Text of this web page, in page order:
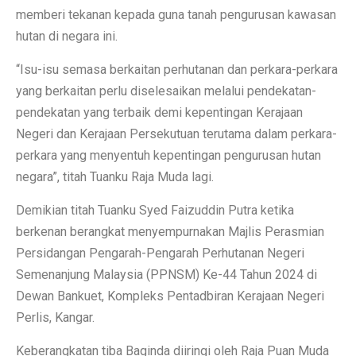
memberi tekanan kepada guna tanah pengurusan kawasan
hutan di negara ini.
“Isu-isu semasa berkaitan perhutanan dan perkara-perkara
yang berkaitan perlu diselesaikan melalui pendekatan-
pendekatan yang terbaik demi kepentingan Kerajaan
Negeri dan Kerajaan Persekutuan terutama dalam perkara-
perkara yang menyentuh kepentingan pengurusan hutan
negara”, titah Tuanku Raja Muda lagi.
Demikian titah Tuanku Syed Faizuddin Putra ketika
berkenan berangkat menyempurnakan Majlis Perasmian
Persidangan Pengarah-Pengarah Perhutanan Negeri
Semenanjung Malaysia (PPNSM) Ke-44 Tahun 2024 di
Dewan Bankuet, Kompleks Pentadbiran Kerajaan Negeri
Perlis, Kangar.
Keberangkatan tiba Baginda diiringi oleh Raja Puan Muda